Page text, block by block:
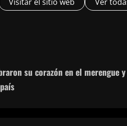
su corazón en el merengue y